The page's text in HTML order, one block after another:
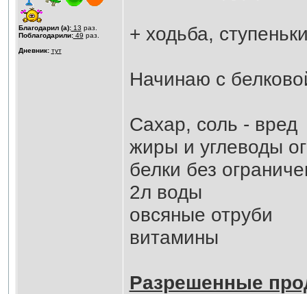
Благодарил (а):13 раз.
Поблагодарили:49 раз.
Дневник: тут
+ ходьба,
Начинаю с
Сахар, соль - вред
жиры и углеводы
белки без
2л воды
овсяные отруби
витамины
Разрешенные